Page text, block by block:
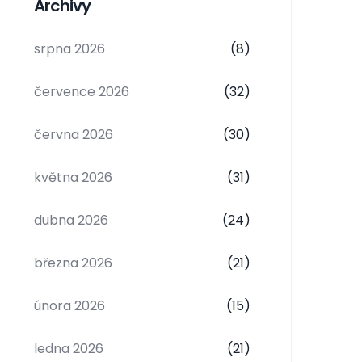
Archivy
srpna 2026 (8)
července 2026 (32)
června 2026 (30)
května 2026 (31)
dubna 2026 (24)
března 2026 (21)
února 2026 (15)
ledna 2026 (21)